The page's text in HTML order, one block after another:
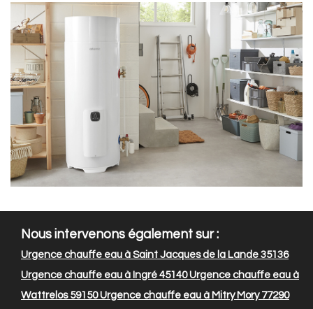
Nous intervenons également sur :
Urgence chauffe eau à Saint Jacques de la Lande 35136
Urgence chauffe eau à Ingré 45140Urgence chauffe eau à
Wattrelos 59150Urgence chauffe eau à Mitry Mory 77290